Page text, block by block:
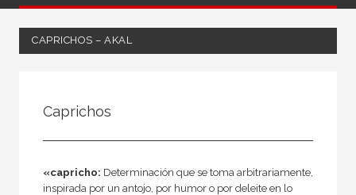
CAPRICHOS – AKAL
Ciencias humanas y sociales
Lengua y literatura
Caprichos
«capricho: Determinación que se toma arbitrariamente,
inspirada por un antojo, por humor o por deleite en lo